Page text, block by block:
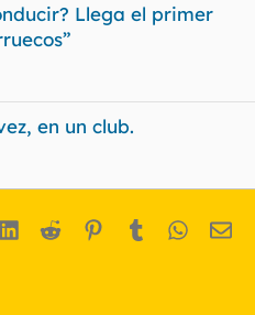
Llega el primer
en un club.
LinkedIn
Reddit Pinterest
Tumblr